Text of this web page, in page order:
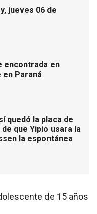
jueves 06 de
encontrada en
en Paraná
quedó la placa de
que Yipio usara la
la espontánea
de 15 años